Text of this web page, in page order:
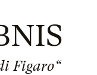
Figaro“